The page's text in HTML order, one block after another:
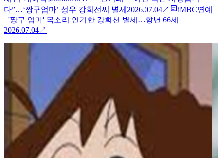
다”…‘짱구엄마’ 성우 강희선씨 별세 2026.07.04↗
iMBC연예
· '짱구 엄마' 목소리 연기한 강희선 별세…향년 66세
2026.07.04↗